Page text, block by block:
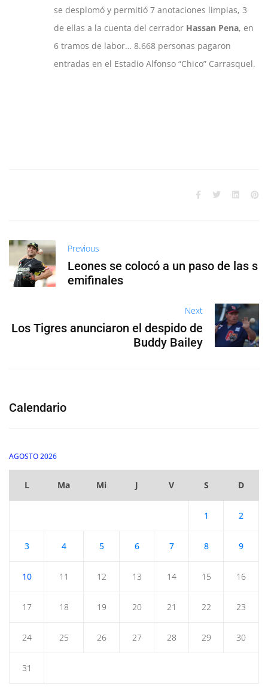
se desplomó y permitió 7 anotaciones limpias, 3
de ellas a la cuenta del cerrador Hassan Pena, en
6 tramos de labor… 8.668 personas pagaron
entradas en el Estadio Alfonso “Chico” Carrasquel.
Previous
Leones se colocó a un paso de las s
emifinales
Next
Los Tigres anunciaron el despido de
Buddy Bailey
Calendario
AGOSTO 2026
L Ma Mi J V S D
1 2
3 4 5 6 7 8 9
10 11 12 13 14 15 16
17 18 19 20 21 22 23
24 25 26 27 28 29 30
31